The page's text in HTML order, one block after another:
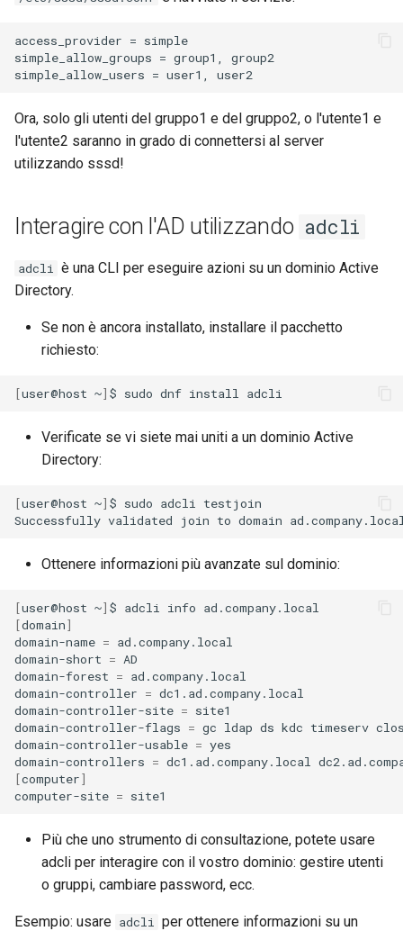
access_provider = simple
simple_allow_groups = group1, group2
Ora, solo gli utenti del gruppo1 e del gruppo2, o l'utente1 e
l'utente2 saranno in grado di connettersi al server
utilizzando sssd!
Interagire con l'AD utilizzando adcli
adcli è una CLI per eseguire azioni su un dominio Active
Directory.
Se non è ancora installato, installare il pacchetto
richiesto:
[user@host ~] $ sudo dnf install
Verificate se vi siete mai uniti a un dominio Active
Directory:
[user@host ~] $ sudo adcli
testjoin
Successfully validated join to domain
Ottenere informazioni più avanzate sul dominio:
[user@host ~] $ adcli info
[domain]
domain-name = ad.company.local
domain-short = AD
domain-forest = ad.company.local
domain-controller = dc1.ad.company.local
domain-controller-site = site1
domain-controller-flags = gc ldap ds kdc timeserv
domain-controller-usable = yes
domain-controllers = dc1.ad.company.local
[computer]
computer-site =
Più che uno strumento di consultazione, potete usare
adcli per interagire con il vostro dominio: gestire utenti
o gruppi, cambiare password, ecc.
Esempio: usare adcli per ottenere informazioni su un